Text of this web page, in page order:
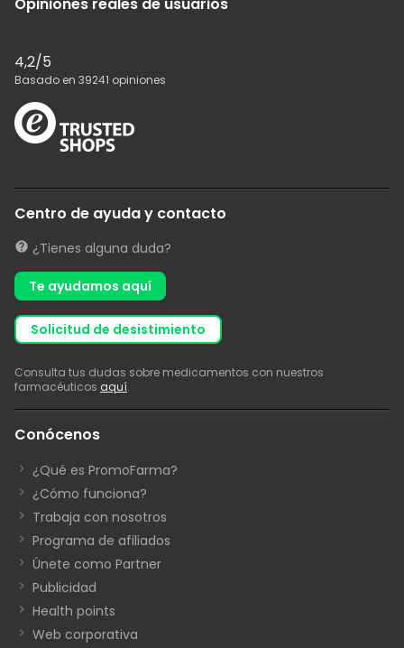
4,2/5
Basado en 39241 opiniones
Centro de ayuda y contacto
¿Tienes alguna duda?
Te ayudamos aquí
solicitud de desistimiento
Consulta tus dudas sobre medicamentos con nuestros
farmacéuticos aquí.
Conócenos
¿Qué es PromoFarma?
¿Cómo funciona?
Trabaja con nosotros
Programa de afiliados
Únete como Partner
Publicidad
Health points
Web corporativa